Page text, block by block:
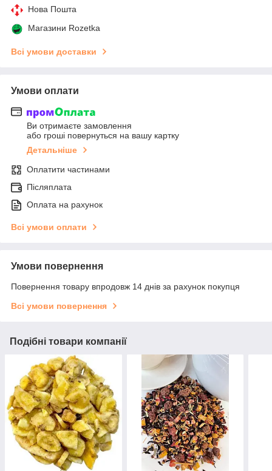
Нова Пошта
Магазини Rozetka
Всі умови доставки
Умови оплати
Ви отримаєте замовлення
або гроші повернуться на вашу картку
Детальніше
Оплатити частинами
Післяплата
Оплата на рахунок
Всі умови оплати
Умови повернення
Повернення товару впродовж 14 днів за рахунок покупця
Всі умови повернення
Подібні товари компанії